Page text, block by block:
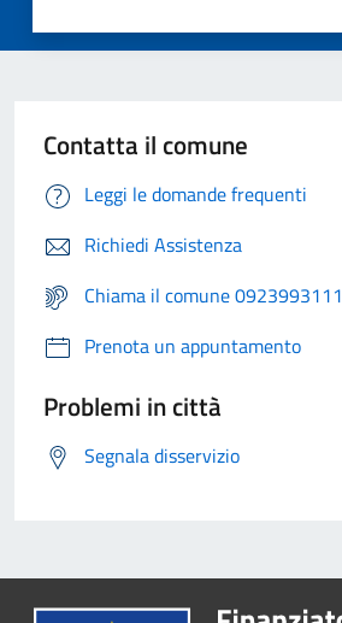
Contatta il comune
Leggi le domande frequenti
Richiedi Assistenza
Chiama il comune 0923993111
Prenota un appuntamento
Problemi in città
Segnala disservizio